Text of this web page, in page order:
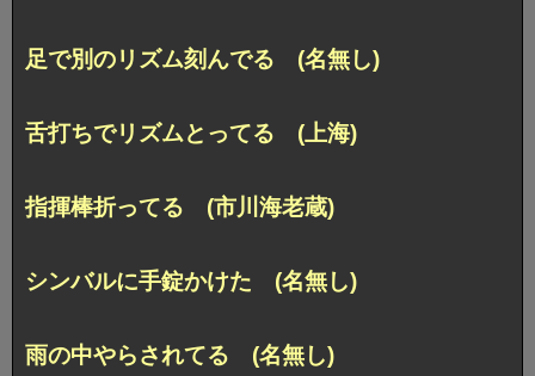
足で別のリズム刻んでる (名無し)
舌打ちでリズムとってる (上海)
指揮棒折ってる (市川海老蔵)
シンバルに手錠かけた (名無し)
雨の中やらされてる (名無し)